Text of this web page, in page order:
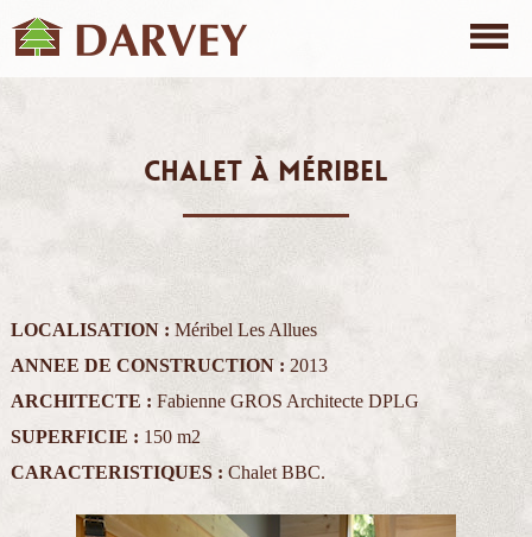
Références
CHALET À MÉRIBEL
LOCALISATION : Méribel Les Allues
ANNEE DE CONSTRUCTION : 2013
ARCHITECTE : Fabienne GROS Architecte DPLG
SUPERFICIE : 150 m2
CARACTERISTIQUES : Chalet BBC.